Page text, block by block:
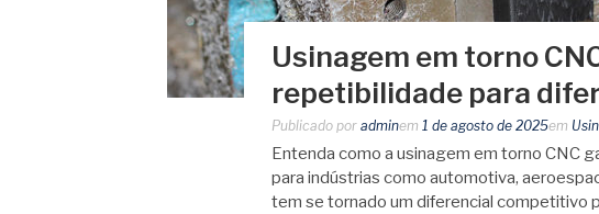
Usinagem em torno
repetibilidade para
Publicado por adminem 1 de agosto de 2025em
Entenda como a usinagem em torno CNC
para indústrias como automotiva,
tem se tornado um diferencial competitivo